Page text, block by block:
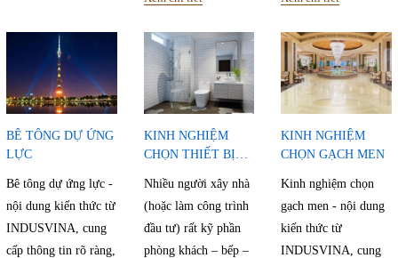
BÊ TÔNG DỰ ỨNG
LỰC
Bê tông dự ứng lực -
nội dung kiến thức từ
INDUSVINA, cung
cấp thông tin rõ ràng,
KINH NGHIỆM
CHỌN THIẾT BỊ
Nhiều người xây nhà
(hoặc làm công trình
đầu tư) rất kỹ phần
phòng khách – bếp –
KINH NGHIỆM
CHỌN GẠCH MEN
Kinh nghiệm chọn
gạch men - nội dung
kiến thức từ
INDUSVINA, cung